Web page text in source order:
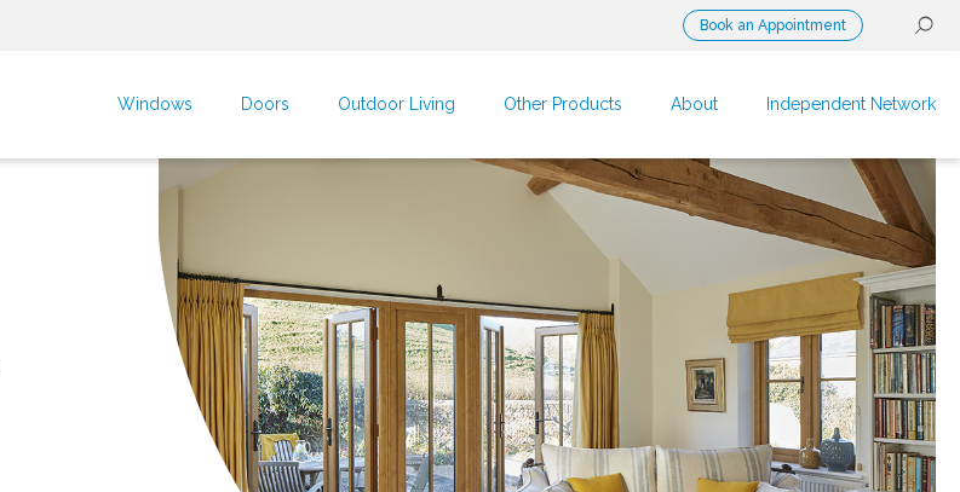
Book an Appointment
Windows Doors Outdoor Living Other Products About Independent Network